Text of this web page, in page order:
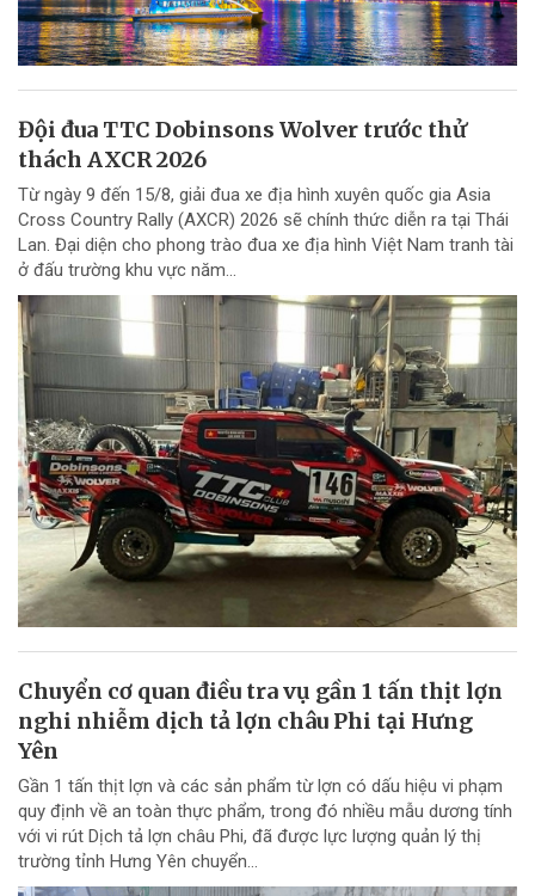
Đội đua TTC Dobinsons Wolver trước thử
thách AXCR 2026
Từ ngày 9 đến 15/8, giải đua xe địa hình xuyên quốc gia Asia
Cross Country Rally (AXCR) 2026 sẽ chính thức diễn ra tại Thái
Lan. Đại diện cho phong trào đua xe địa hình Việt Nam tranh tài
ở đấu trường khu vực năm...
Chuyển cơ quan điều tra vụ gần 1 tấn thịt lợn
nghi nhiễm dịch tả lợn châu Phi tại Hưng
Yên
Gần 1 tấn thịt lợn và các sản phẩm từ lợn có dấu hiệu vi phạm
quy định về an toàn thực phẩm, trong đó nhiều mẫu dương tính
với vi rút Dịch tả lợn châu Phi, đã được lực lượng quản lý thị
trường tỉnh Hưng Yên chuyển...